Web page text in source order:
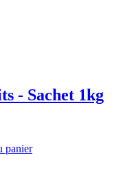
- Sachet 1kg
panier